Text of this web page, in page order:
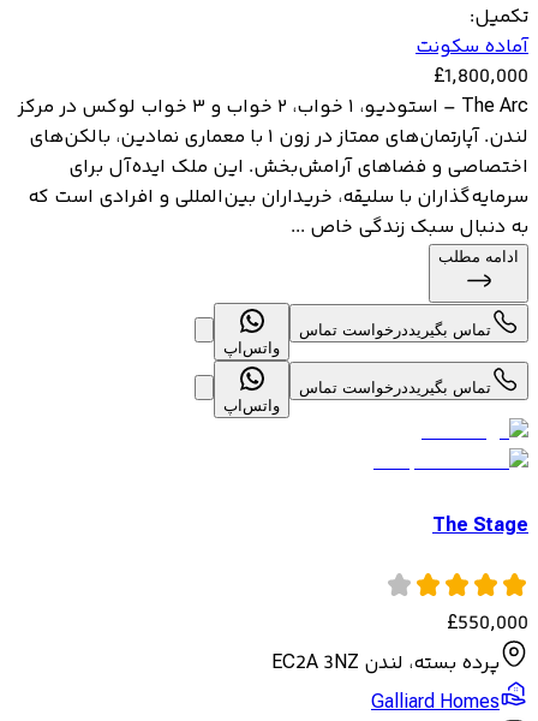
تکمیل:
آماده سکونت
£1,800,000
The Arc – استودیو، ۱ خواب، ۲ خواب و ۳ خواب لوکس در مرکز
لندن. آپارتمان‌های ممتاز در زون ۱ با معماری نمادین، بالکن‌های
اختصاصی و فضاهای آرامش‌بخش. این ملک ایده‌آل برای
سرمایه‌گذاران با سلیقه، خریداران بین‌المللی و افرادی است که
به دنبال سبک زندگی خاص ...
ادامه مطلب
تماس بگیرید درخواست تماس
واتس‌اپ
تماس بگیرید درخواست تماس
واتس‌اپ
The Stage
£550,000
پرده بسته، لندن EC2A 3NZ
Galliard Homes